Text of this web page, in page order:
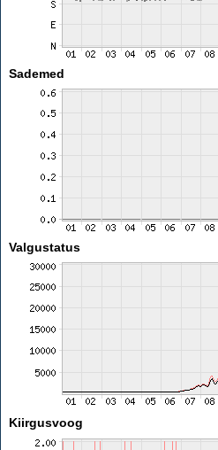
Sademed
Valgustatus
Kiirgusvoog